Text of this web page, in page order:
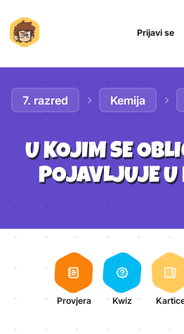
Prijavi se
7. razred Kemija
U KOJIM SE
POJAVLJUJE
Aktivnosti lekcije
Provjera Kwiz